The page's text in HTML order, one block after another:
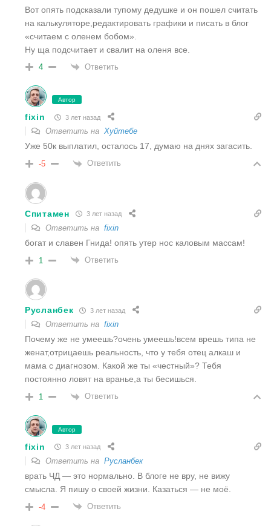
Вот опять подсказали тупому дедушке и он пошел считать
на калькуляторе,редактировать графики и писать в блог
«считаем с оленем бобом».
Ну ща подсчитает и свалит на оленя все.
4 Ответить
Автор
fixin 3 лет назад
Ответить на Хуйтебе
Уже 50к выплатил, осталось 17, думаю на днях загасить.
-5 Ответить
Спитамен 3 лет назад
Ответить на fixin
богат и славен Гнида! опять утер нос каловым массам!
1 Ответить
Русланбек 3 лет назад
Ответить на fixin
Почему же не умеешь?очень умеешь!всем врешь типа не
женат,отрицаешь реальность, что у тебя отец алкаш и
мама с диагнозом. Какой же ты «честный»? Тебя
постоянно ловят на вранье,а ты бесишься.
1 Ответить
Автор
fixin 3 лет назад
Ответить на Русланбек
врать ЧД — это нормально. В блоге не вру, не вижу
смысла. Я пишу о своей жизни. Казаться — не моё.
-4 Ответить